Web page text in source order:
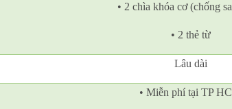
• 2 chìa khóa cơ (chống
• 2 thẻ từ
Lâu dài
• Miễn phí tại TP